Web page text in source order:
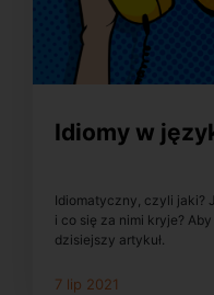
Idiomy w
Idiomatyczny, czyli jaki?
i co się za nimi kryje?
dzisiejszy artykuł.
7 lip 2021